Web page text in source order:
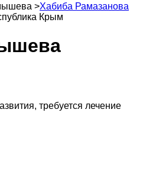
>Хабиба Рамазанова
Крым
требуется лечение